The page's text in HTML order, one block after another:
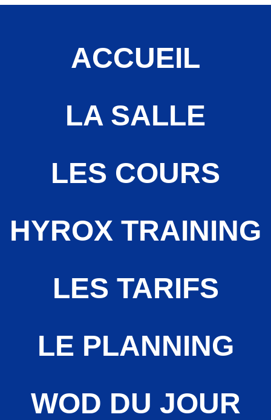
ACCUEIL
LA SALLE
LES COURS
HYROX TRAINING
LES TARIFS
LE PLANNING
WOD DU JOUR